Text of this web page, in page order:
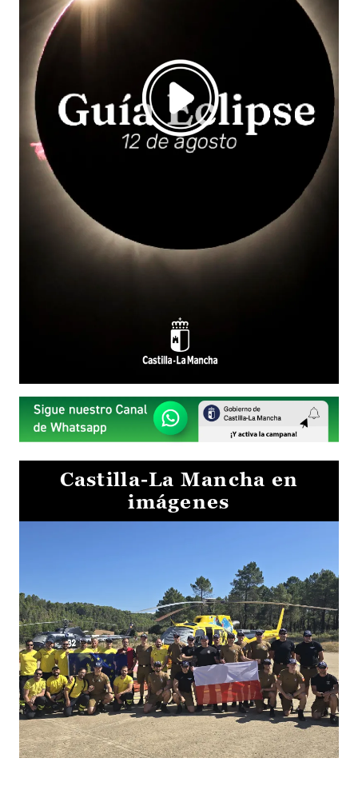
Castilla-La Mancha en
imágenes